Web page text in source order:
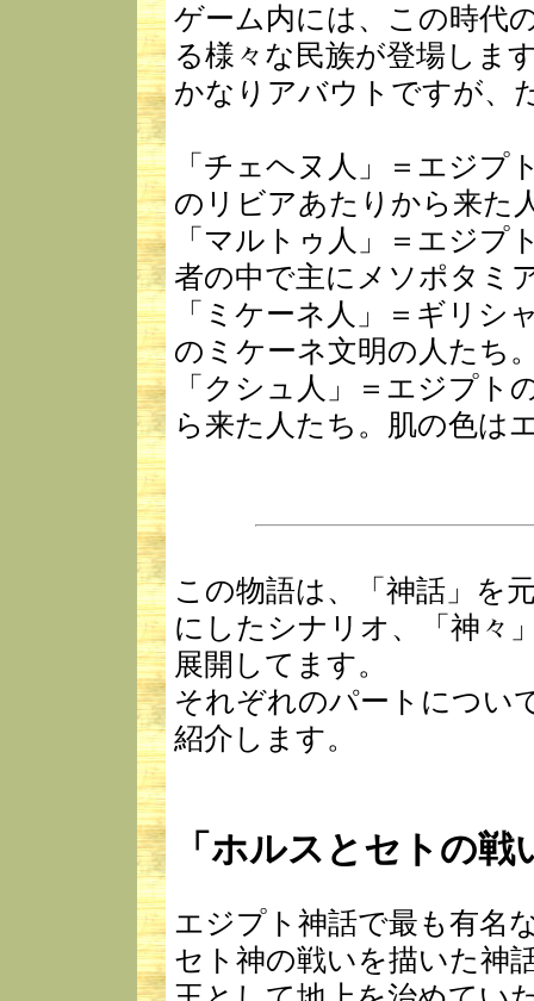
ゲーム内には、この時代
る様々な民族が登場しま
かなりアバウトですが、
「チェヘヌ人」＝エジプ
のリビアあたりから来た
「マルトゥ人」＝エジプ
者の中で主にメソポタミ
「ミケーネ人」＝ギリシ
のミケーネ文明の人たち
「クシュ人」＝エジプト
ら来た人たち。肌の色は
この物語は、「神話」を
にしたシナリオ、「神々
展開してます。
それぞれのパートについ
紹介します。
「ホルスとセトの戦
エジプト神話で最も有名
セト神の戦いを描いた神